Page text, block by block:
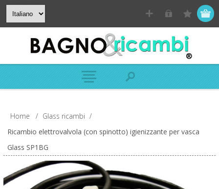
Home / Glass ricambi /
Ricambio elettrovalvola (con spinotto) igienizzante per vasca
Glass SP1BG